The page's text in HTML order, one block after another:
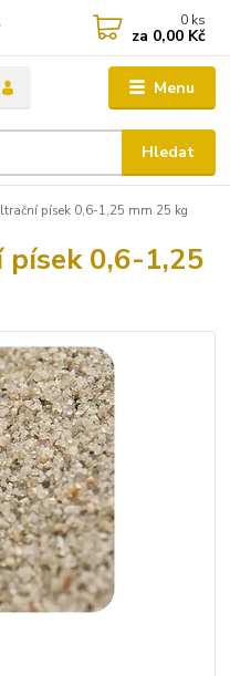
Menu
Hledat
0 ks
za 0,00 Kč
písek 0,6-1,25 mm 25 kg
0,6-1,25